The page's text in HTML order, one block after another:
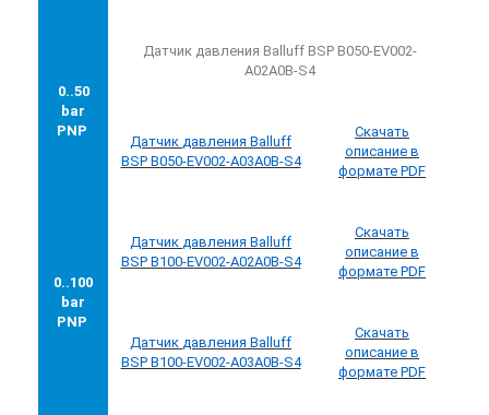
0..50
bar
PNP
Датчик давления Balluff BSP B050-EV002-
A02A0B-S4
Датчик давления Balluff
BSP B050-EV002-A03A0B-S4
Скачать
описание в
формате PDF
0..100
bar
PNP
Датчик давления Balluff
BSP B100-EV002-A02A0B-S4
Скачать
описание в
формате PDF
Датчик давления Balluff
BSP B100-EV002-A03A0B-S4
Скачать
описание в
формате PDF